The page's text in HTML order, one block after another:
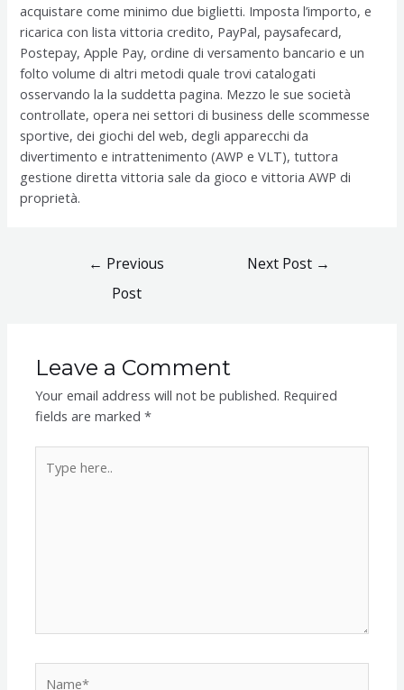
acquistare come minimo due biglietti. Imposta l’importo, e
ricarica con lista vittoria credito, PayPal, paysafecard,
Postepay, Apple Pay, ordine di versamento bancario e un
folto volume di altri metodi quale trovi catalogati
osservando la la suddetta pagina. Mezzo le sue società
controllate, opera nei settori di business delle scommesse
sportive, dei giochi del web, degli apparecchi da
divertimento e intrattenimento (AWP e VLT), tuttora
gestione diretta vittoria sale da gioco e vittoria AWP di
proprietà.
← Previous
Post
Next Post →
Leave a Comment
Your email address will not be published. Required
fields are marked*
here..